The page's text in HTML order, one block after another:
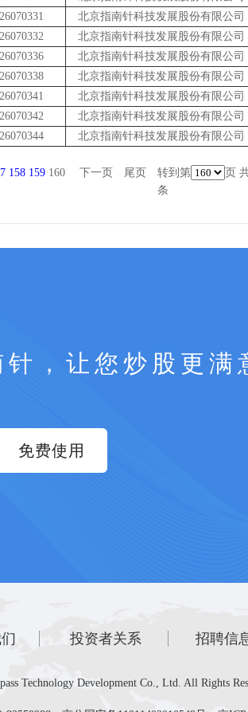
北京指南针科技发展股份有限公司
北京指南针科技发展股份有限公司
北京指南针科技发展股份有限公司
北京指南针科技发展股份有限公司
北京指南针科技发展股份有限公司
北京指南针科技发展股份有限公司
北京指南针科技发展股份有限公司
158 159 160 下一页 尾页 转到第
页
条
，让您炒股更满
免费使用
投资者关系 招聘信
Technology Development Co., Ltd. All Rights